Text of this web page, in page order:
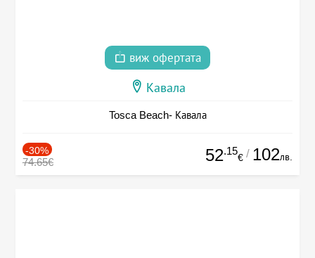
виж офертата
Кавала
Tosca Beach- Кавала
-30%
74.65€ 52.15
€ / 102лв.